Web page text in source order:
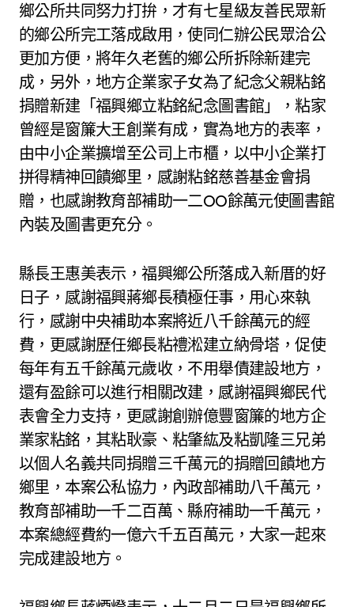
鄉公所共同努力打拚，才有七星級友善民眾新
的鄉公所完工落成啟用，使同仁辦公民眾洽公
更加方便，將年久老舊的鄉公所拆除新建完
成，另外，地方企業家子女為了紀念父親粘銘
捐贈新建「福興鄉立粘銘紀念圖書館」，粘家
曾經是窗簾大王創業有成，實為地方的表率，
由中小企業擴增至公司上市櫃，以中小企業打
拼得精神回饋鄉里，感謝粘銘慈善基金會捐
贈，也感謝教育部補助一二OO餘萬元使圖書館
內裝及圖書更充分。
縣長王惠美表示，福興鄉公所落成入新厝的好
日子，感謝福興蔣鄉長積極任事，用心來執
行，感謝中央補助本案將近八千餘萬元的經
費，更感謝歷任鄉長粘禮淞建立納骨塔，促使
每年有五千餘萬元歲收，不用舉債建設地方，
還有盈餘可以進行相關改建，感謝福興鄉民代
表會全力支持，更感謝創辦億豐窗簾的地方企
業家粘銘，其粘耿豪、粘肇紘及粘凱隆三兄弟
以個人名義共同捐贈三千萬元的捐贈回饋地方
鄉里，本案公私協力，內政部補助八千萬元，
教育部補助一千二百萬、縣府補助一千萬元，
本案總經費約一億六千五百萬元，大家一起來
完成建設地方。